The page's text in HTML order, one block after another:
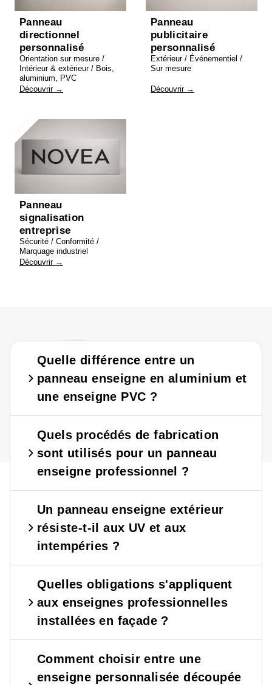
Panneau
directionnel
personnalisé
Orientation sur mesure /
Intérieur & extérieur / Bois,
aluminium, PVC
Découvrir →
Panneau
publicitaire
personnalisé
Extérieur / Événementiel /
Sur mesure
Découvrir →
Panneau
signalisation
entreprise
Sécurité / Conformité /
Marquage industriel
Découvrir →
? ?
Quelle différence entre un
panneau enseigne en aluminium et
une enseigne PVC ?
Quels procédés de fabrication
sont utilisés pour un panneau
enseigne professionnel ?
Un panneau enseigne extérieur
résiste-t-il aux UV et aux
intempéries ?
Quelles obligations s'appliquent
aux enseignes professionnelles
installées en façade ?
Comment choisir entre une
enseigne personnalisée découpée